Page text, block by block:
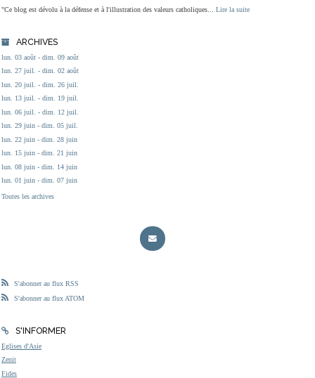
"Ce blog est dévolu à la défense et à l'illustration des valeurs catholiques... Lire la suite
ARCHIVES
lun. 03 août - dim. 09 août
lun. 27 juil. - dim. 02 août
lun. 20 juil. - dim. 26 juil.
lun. 13 juil. - dim. 19 juil.
lun. 06 juil. - dim. 12 juil.
lun. 29 juin - dim. 05 juil.
lun. 22 juin - dim. 28 juin
lun. 15 juin - dim. 21 juin
lun. 08 juin - dim. 14 juin
lun. 01 juin - dim. 07 juin
Toutes les archives
S'abonner au flux RSS
S'abonner au flux ATOM
S'INFORMER
Eglises d'Asie
Zenit
Fides